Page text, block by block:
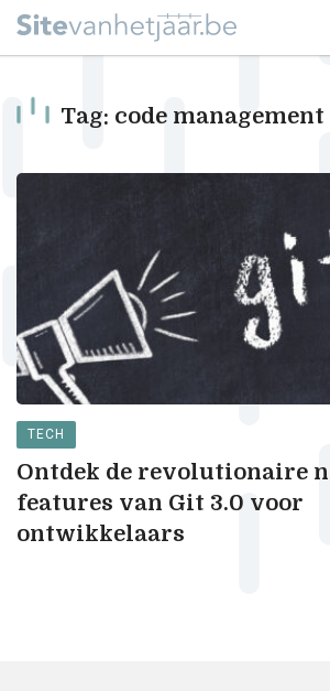
Tag: code management
TECH
Ontdek de revolutionaire
features van Git 3.0 voor
ontwikkelaars